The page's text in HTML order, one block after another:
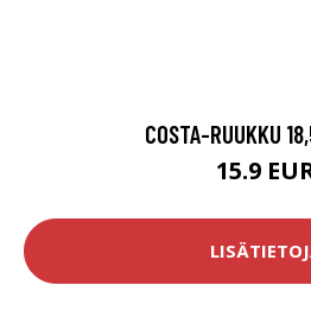
COSTA-RUUKKU
15.9